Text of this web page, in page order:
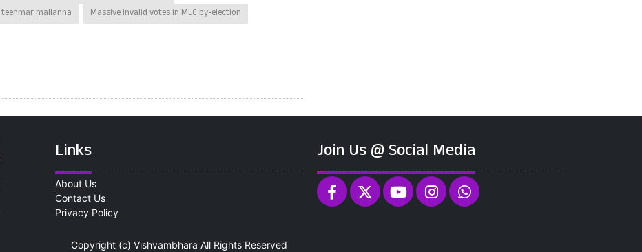
teenmar mallanna
Massive invalid votes in MLC by-election
Links
About Us
Contact Us
Privacy Policy
Join Us @ Social Media
Copyright (c) Vishvambhara All Rights Reserved